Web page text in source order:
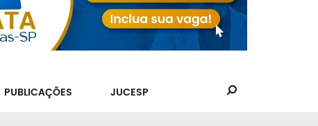
PUBLICAÇÕES JUCESP